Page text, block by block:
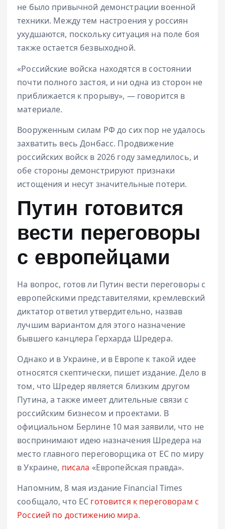
не было привычной демонстрации военной
техники. Между тем настроения у россиян
ухудшаются, поскольку ситуация на поле боя
также остается безвыходной.
«Российские войска находятся в состоянии
почти полного застоя, и ни одна из сторон не
приближается к прорыву», — говорится в
материале.
Вооруженным силам РФ до сих пор не удалось
захватить весь Донбасс. Продвижение
российских войск в 2026 году замедлилось, и
обе стороны демонстрируют признаки
истощения и несут значительные потери.
Путин готовится
вести переговоры
с европейцами
На вопрос, готов ли Путин вести переговоры с
европейскими представителями, кремлевский
диктатор ответил утвердительно, назвав
лучшим вариантом для этого назначение
бывшего канцлера Герхарда Шредера.
Однако и в Украине, и в Европе к такой идее
относятся скептически, пишет издание. Дело в
том, что Шредер является близким другом
Путина, а также имеет длительные связи с
российским бизнесом и проектами. В
официальном Берлине 10 мая заявили, что не
воспринимают идею назначения Шредера на
место главного переговорщика от ЕС по миру
в Украине, писала «Европейская правда».
Напомним, 8 мая издание Financial Times
сообщало, что ЕС готовится к переговорам с
Россией по достижению мира.